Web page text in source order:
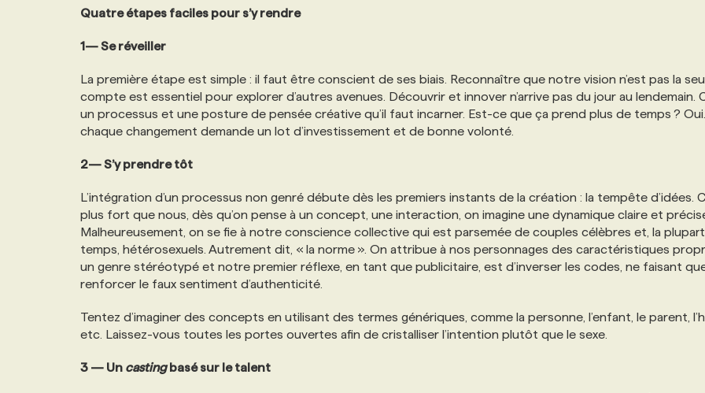
PROGRAMMES DE SUBVENTIONS
ANNONCEZ AVEC NOUS
Quatre étapes faciles pour s’y rendre
1— Se réveiller
La première étape est simple : il faut être conscient de ses biais. Reconnaître que notre vision n’est pas la
compte est essentiel pour explorer d’autres avenues. Découvrir et innover n’arrive pas du jour au lendemain.
un processus et une posture de pensée créative qu’il faut incarner. Est-ce que ça prend plus de temps ?
chaque changement demande un lot d’investissement et de bonne volonté.
2— S’y prendre tôt
L’intégration d’un processus non genré débute dès les premiers instants de la création : la tempête d’idées.
plus fort que nous, dès qu’on pense à un concept, une interaction, on imagine une dynamique claire et
Malheureusement, on se fie à notre conscience collective qui est parsemée de couples célèbres et, la
temps, hétérosexuels. Autrement dit, « la norme ». On attribue à nos personnages des caractéristiques
un genre stéréotypé et notre premier réflexe, en tant que publicitaire, est d’inverser les codes, ne faisant
renforcer le faux sentiment d’authenticité.
Tentez d’imaginer des concepts en utilisant des termes génériques, comme la personne, l’enfant, le parent,
etc. Laissez-vous toutes les portes ouvertes afin de cristalliser l’intention plutôt que le sexe.
3 — Un castingbasé sur le talent